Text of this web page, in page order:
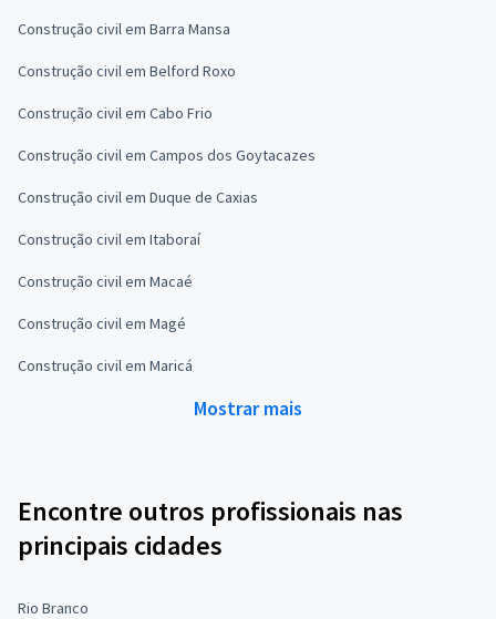
Construção civil em Barra Mansa
Construção civil em Belford Roxo
Construção civil em Cabo Frio
Construção civil em Campos dos Goytacazes
Construção civil em Duque de Caxias
Construção civil em Itaboraí
Construção civil em Macaé
Construção civil em Magé
Construção civil em Maricá
Mostrar mais
Encontre outros profissionais nas
principais cidades
Rio Branco